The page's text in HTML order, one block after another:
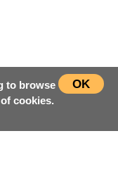
OK
to browse
cookies.